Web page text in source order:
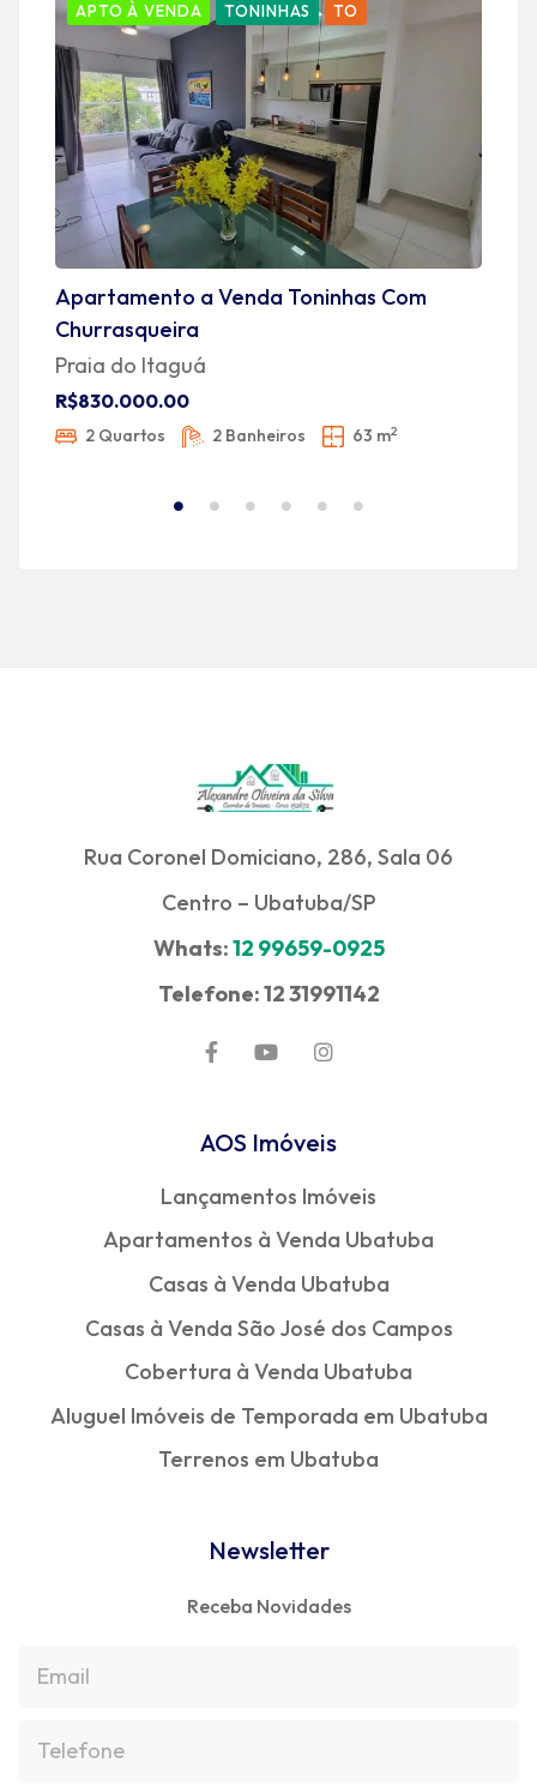
APTO À VENDA TONINHAS TO
Apartamento a Venda Toninhas Com
Churrasqueira
Praia do Itaguá
R$830.000.00
2 Quartos 2 Banheiros 63 m2
Rua Coronel Domiciano, 286, Sala 06
Centro – Ubatuba/SP
Whats:12 99659-0925
Telefone: 12 31991142
AOS Imóveis
Lançamentos Imóveis
Apartamentos à Venda Ubatuba
Casas à Venda Ubatuba
Casas à Venda São José dos Campos
Cobertura à Venda Ubatuba
Aluguel Imóveis de Temporada em Ubatuba
Terrenos em Ubatuba
Newsletter
Receba Novidades